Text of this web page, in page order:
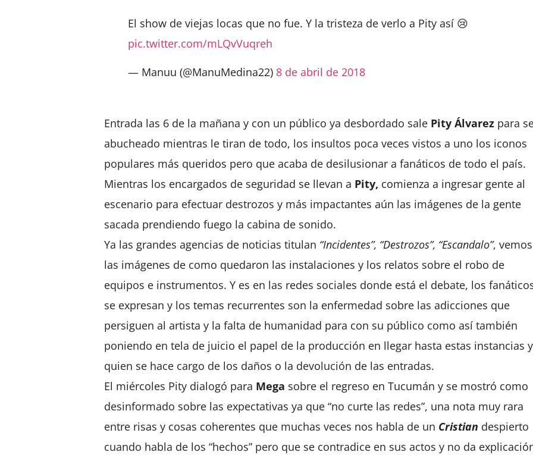
El show de viejas locas que no fue. Y la tristeza de verlo a Pity así 😢
pic.twitter.com/mLQvVuqreh
— Manuu (@ManuMedina22) 8 de abril de 2018
Entrada las 6 de la mañana y con un público ya desbordado sale Pity Álvarez para
abucheado mientras le tiran de todo, los insultos poca veces vistos a uno los iconos
populares más queridos pero que acaba de desilusionar a fanáticos de todo el país.
Mientras los encargados de seguridad se llevan a Pity, comienza a ingresar gente al
escenario para efectuar destrozos y más impactantes aún las imágenes de la gente
sacada prendiendo fuego la cabina de sonido.
Ya las grandes agencias de noticias titulan “Incidentes”, “Destrozos”, “Escandalo”, vemos
las imágenes de como quedaron las instalaciones y los relatos sobre el robo de
equipos e instrumentos. Y es en las redes sociales donde está el debate, los
se expresan y los temas recurrentes son la enfermedad sobre las adicciones que
persiguen al artista y la falta de humanidad para con su público como así también
poniendo en tela de juicio el papel de la producción en llegar hasta estas instancias y
quien se hace cargo de los daños o la devolución de las entradas.
El miércoles Pity dialogó para Mega sobre el regreso en Tucumán y se mostró como
desinformado sobre las expectativas ya que “no curte las redes”, una nota muy rara
entre risas y cosas coherentes que muchas veces nos habla de un Cristian despierto
cuando habla de los “hechos” pero que se contradice en sus actos y no da